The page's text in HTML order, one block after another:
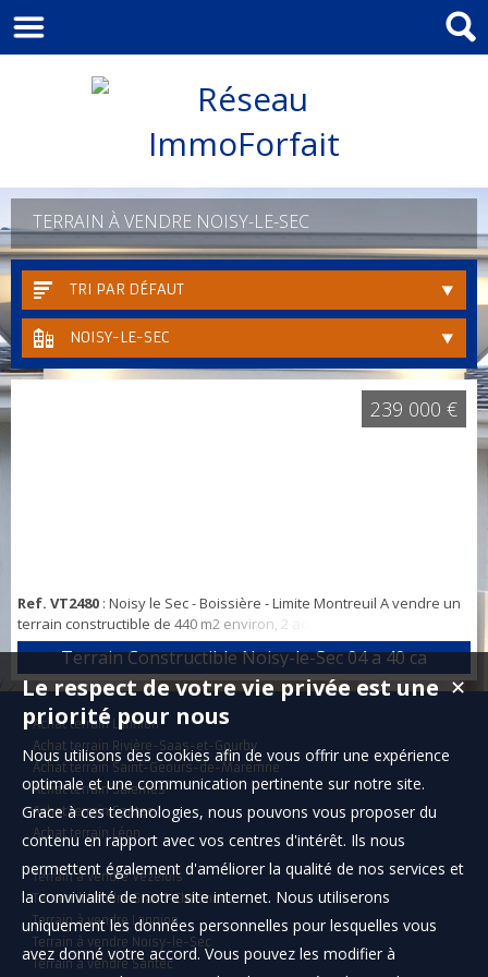
TERRAIN À VENDRE NOISY-LE-SEC
TRI PAR DÉFAUT
NOISY-LE-SEC
Ref. VT2480 : Noisy le Sec - Boissière - Limite Montreuil A vendre un
terrain constructible de 440 m2 environ, 2 accès au terrain. a
seulement 2 min du nouveau M11 Montreuil hôpital. Diagnostic G1
réalisé. A saisir rapidement
Terrain Constructible Noisy-le-Sec 04 a 40 ca
239 000 €
Achat terrain Lannion
Achat terrain Rivière-Saas-et-Gourby
Achat terrain Saint-Geours-de-Maremne
Achat terrain Salernes
Achat terrain Santec
Achat terrain Léon
Terrain à vendre Vézelois
Terrain à vendre Grand-Charmont
Terrain à vendre Lannion
Terrain à vendre Noisy-le-Sec
Terrain à vendre Santec
✕
Le respect de votre vie privée est une
priorité pour nous
Nous utilisons des cookies afin de vous offrir une expérience
optimale et une communication pertinente sur notre site.
Grace à ces technologies, nous pouvons vous proposer du
contenu en rapport avec vos centres d'intérêt. Ils nous
permettent également d'améliorer la qualité de nos services et
la convivialité de notre site internet. Nous utiliserons
uniquement les données personnelles pour lesquelles vous
avez donné votre accord. Vous pouvez les modifier à